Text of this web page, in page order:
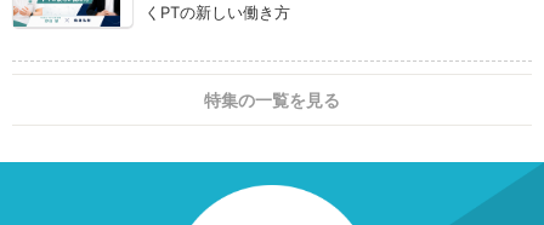
くPTの新しい働き方
特集の一覧を見る